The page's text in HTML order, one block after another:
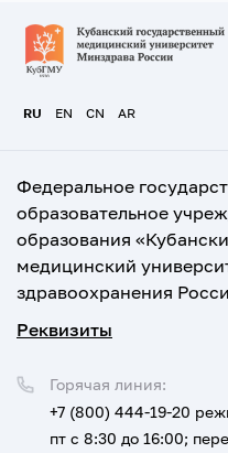
RU EN CN AR
Федеральное
образовательное
образования
медицинский
здравоохранения
Реквизиты
Горячая линия:
+7 (800) 444-19-20
пт с 8:30 до 16:00;